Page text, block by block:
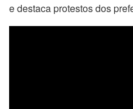
e destaca protestos dos